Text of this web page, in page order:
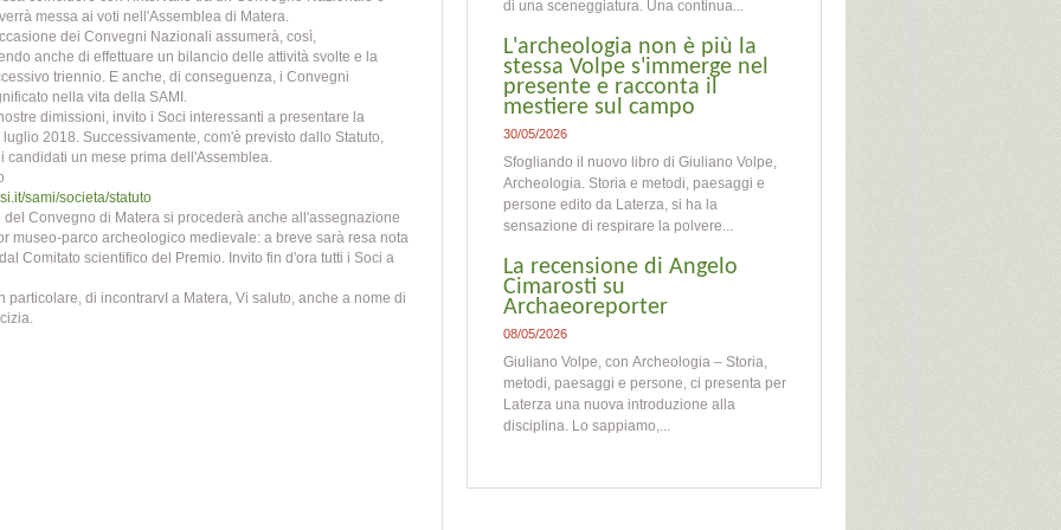
messa ai voti nell'Assemblea di Matera.
dei Convegni Nazionali assumerà, così,
anche di effettuare un bilancio delle attività svolte e la
triennio. E anche, di conseguenza, i Convegni
nella vita della SAMI.
dimissioni, invito i Soci interessanti a presentare la
2018. Successivamente, com'è previsto dallo Statuto,
candidati un mese prima dell'Assemblea.
sami/societa/statuto
Convegno di Matera si procederà anche all'assegnazione
museo-parco archeologico medievale: a breve sarà resa nota
Comitato scientifico del Premio. Invito fin d'ora tutti i Soci a
particolare, di incontrarvI a Matera, Vi saluto, anche a nome di
di una sceneggiatura. Una continua...
L'archeologia non è più la
stessa Volpe s'immerge nel
presente e racconta il
mestiere sul campo
30/05/2026
Sfogliando il nuovo libro di Giuliano Volpe,
Archeologia. Storia e metodi, paesaggi e
persone edito da Laterza, si ha la
sensazione di respirare la polvere...
La recensione di Angelo
Cimarosti su
Archaeoreporter
08/05/2026
Giuliano Volpe, con Archeologia – Storia,
metodi, paesaggi e persone, ci presenta per
Laterza una nuova introduzione alla
disciplina. Lo sappiamo,...